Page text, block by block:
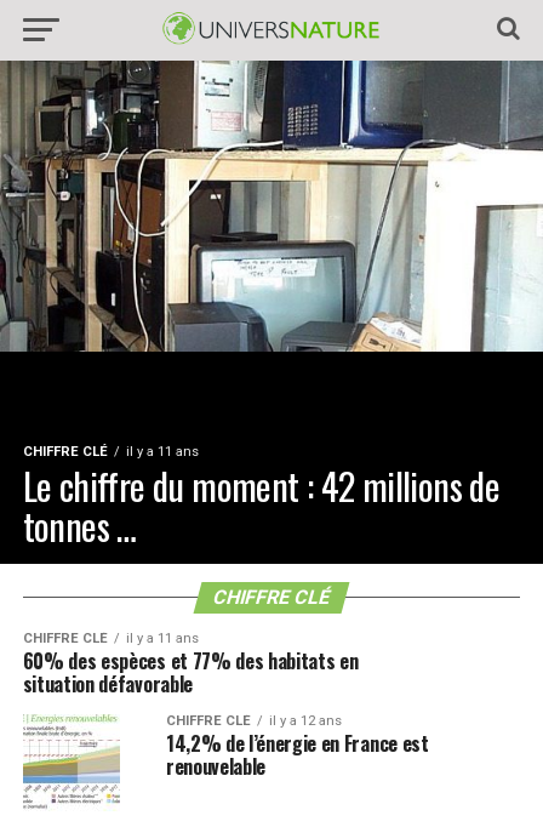
CHIFFRE CLÉ il y a 11 ans
Le chiffre du moment : 42 millions de
tonnes …
CHIFFRE CLÉ
CHIFFRE CLÉ il y a 11 ans
60% des espèces et 77% des habitats en
situation défavorable
CHIFFRE CLÉ il y a 12 ans
14,2% de l’énergie en France est
renouvelable